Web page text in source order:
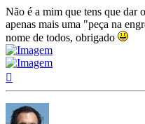
Não é a mim que tens que dar
apenas mais uma "peça na
nome de todos, obrigado